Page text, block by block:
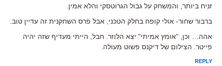
זניח ביותר, והמשחק על גבול הגרוטסקי והלא אמין.
ברבור שחור- אולי קופח בחלק הטכני, אבל פרס השחקנית זה עדיין טוב.
אהה… וכן, "אומץ אמיתי" יצא הלוזר. חבל, הייתי מעדיף שזה יהיה
פייטר. הצילום של דיקנס פשוט מעולה.
REPLY